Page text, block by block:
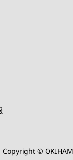
Copyright © OKIHAM